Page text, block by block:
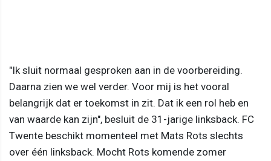
"Ik sluit normaal gesproken aan in de voorbereiding.
Daarna zien we wel verder. Voor mij is het vooral
belangrijk dat er toekomst in zit. Dat ik een rol heb en
van waarde kan zijn", besluit de 31-jarige linksback. FC
Twente beschikt momenteel met Mats Rots slechts
over één linksback. Mocht Rots komende zomer